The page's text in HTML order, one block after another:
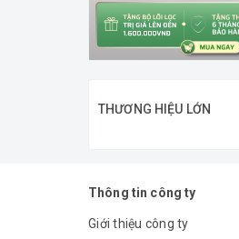
THƯƠNG HIỆU LỚN
Thông tin công ty
Giới thiệu công ty